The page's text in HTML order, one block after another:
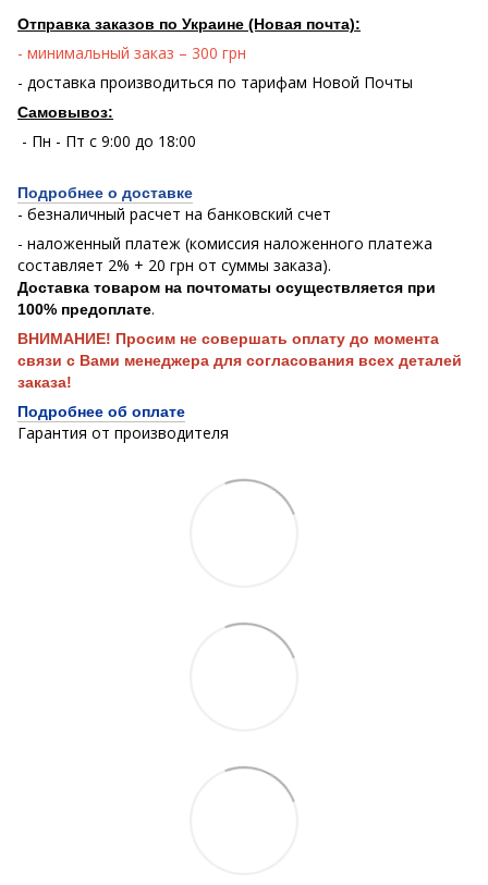
Отправка заказов по Украине (Новая почта):
- минимальный заказ – 300 грн
- доставка производиться по тарифам Новой Почты
Самовывоз:
- Пн - Пт с 9:00 до 18:00
Подробнее о доставке
- безналичный расчет на банковский счет
- наложенный платеж (комиссия наложенного платежа
составляет 2% + 20 грн от суммы заказа).
Доставка товаром на почтоматы осуществляется при
100% предоплате.
ВНИМАНИЕ! Просим не совершать оплату до момента
связи с Вами менеджера для согласования всех деталей
заказа!
Подробнее об оплате
Гарантия от производителя